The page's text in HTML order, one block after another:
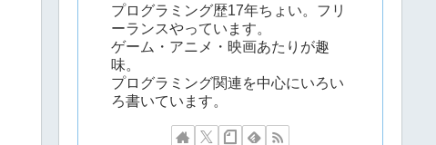
プログラミング歴17年ちょい。フリ
ーランスやっています。
ゲーム・アニメ・映画あたりが趣
味。
プログラミング関連を中心にいろい
ろ書いています。